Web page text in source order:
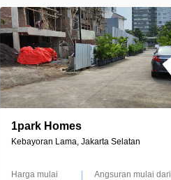
1park Homes
Kebayoran Lama, Jakarta Selatan
Harga mulai
Angsuran mulai dari